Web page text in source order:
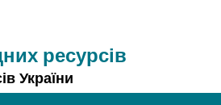
ресурсів
України